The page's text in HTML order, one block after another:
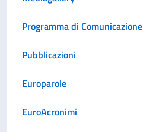
Programma di Comunicazione
Pubblicazioni
Europarole
EuroAcronimi